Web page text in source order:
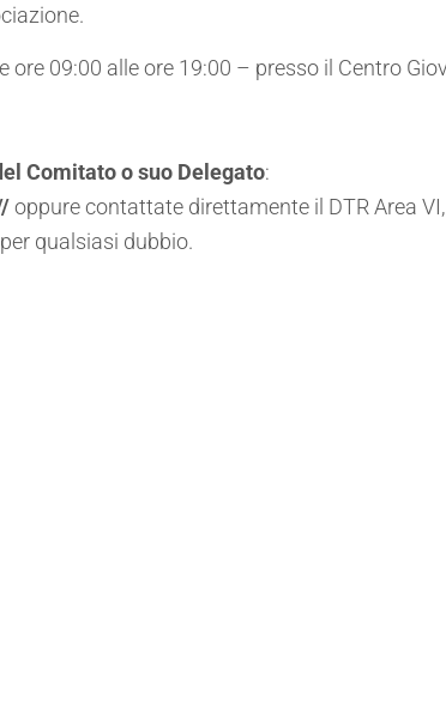
ore 09:00 alle ore 19:00 – presso il Centro
Comitato o suo Delegato:
oppure contattate direttamente il DTR Area
qualsiasi dubbio.